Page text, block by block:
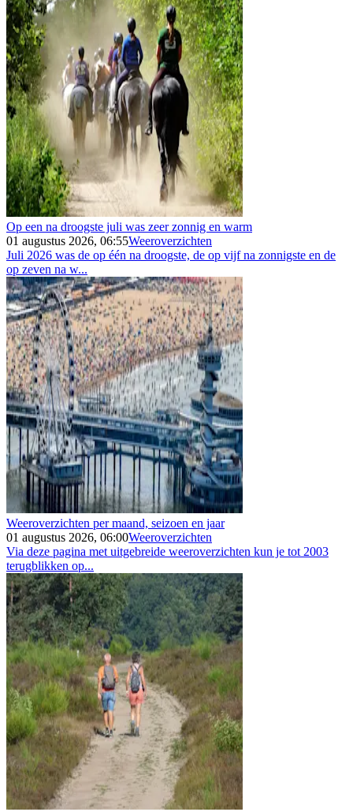
Op een na droogste juli was zeer zonnig en warm
01 augustus 2026, 06:55Weeroverzichten
Juli 2026 was de op één na droogste, de op vijf na zonnigste en de
op zeven na w...
Weeroverzichten per maand, seizoen en jaar
01 augustus 2026, 06:00Weeroverzichten
Via deze pagina met uitgebreide weeroverzichten kun je tot 2003
terugblikken op...